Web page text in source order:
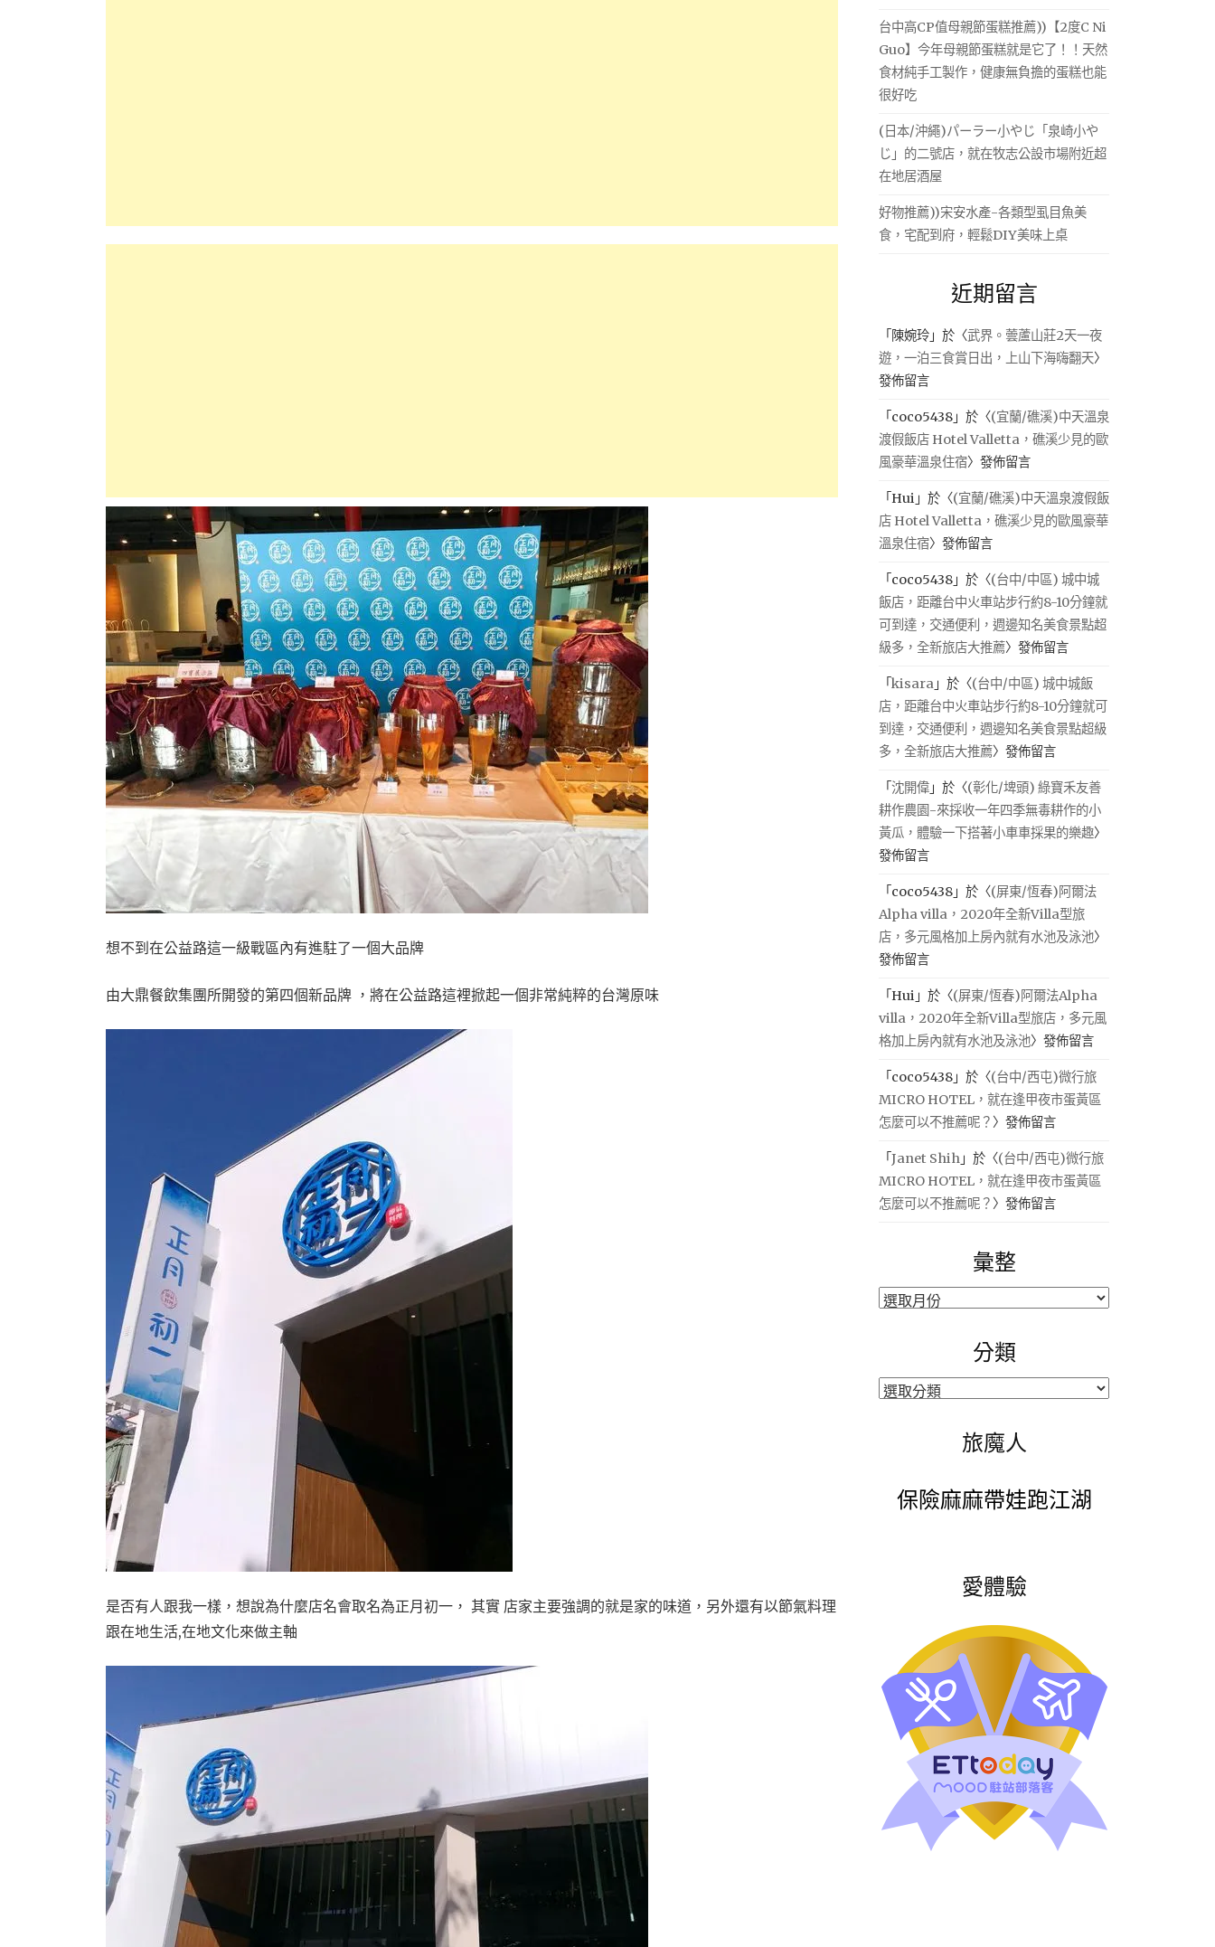
​​​想不到在公益路這一級戰區內有進駐了一個大品牌
由大鼎餐飲集團所開發的第四個新品牌 ，將在公益路這裡掀起一個非常純粹的台灣原味
是否有人跟我一樣，想說為什麼店名會取名為正月初一， 其實 店家主要強調的就是家的味道，另外還有以節氣料理
跟在地生活,在地文化來做主軸
台中高CP值母親節蛋糕推薦))【2度C Ni
Guo】今年母親節蛋糕就是它了！！天然
食材純手工製作，健康無負擔的蛋糕也能
很好吃
(日本/沖繩)パーラー小やじ「泉崎小や
じ」的二號店，就在牧志公設市場附近超
在地居酒屋
好物推薦))宋安水產-各類型虱目魚美
食，宅配到府，輕鬆DIY美味上桌
近期留言
「 陳婉玲 」於〈武界。蕓蘆山莊2天一夜
遊，一泊三食賞日出，上山下海嗨翻天〉
發佈留言
「 coco5438 」於〈(宜蘭/礁溪)中天溫泉
渡假飯店 Hotel Valletta，礁溪少見的歐
風豪華溫泉住宿〉發佈留言
「Hui 」於〈(宜蘭/礁溪)中天溫泉渡假飯
店 Hotel Valletta，礁溪少見的歐風豪華
溫泉住宿〉發佈留言
「 coco5438 」於〈(台中/中區) 城中城
飯店，距離台中火車站步行約8-10分鐘就
可到達，交通便利，週邊知名美食景點超
級多，全新旅店大推薦〉發佈留言
「kisara 」於〈(台中/中區) 城中城飯
店，距離台中火車站步行約8-10分鐘就可
到達，交通便利，週邊知名美食景點超級
多，全新旅店大推薦〉發佈留言
「沈開偉 」於〈(彰化/埤頭) 綠寶禾友善
耕作農園-來採收一年四季無毒耕作的小
黃瓜，體驗一下搭著小車車採果的樂趣〉
發佈留言
「 coco5438 」於〈(屏東/恆春)阿爾法
Alpha villa，2020年全新Villa型旅
店，多元風格加上房內就有水池及泳池〉
發佈留言
「Hui 」於〈(屏東/恆春)阿爾法Alpha
villa，2020年全新Villa型旅店，多元風
格加上房內就有水池及泳池〉發佈留言
「 coco5438 」於〈(台中/西屯)微行旅
MICRO HOTEL，就在逢甲夜市蛋黃區
怎麼可以不推薦呢？ 〉發佈留言
「Janet Shih 」於〈(台中/西屯)微行旅
MICRO HOTEL，就在逢甲夜市蛋黃區
怎麼可以不推薦呢？ 〉發佈留言
彙整
彙
分類
分
旅魔人
保險麻麻帶娃跑江湖
愛體驗